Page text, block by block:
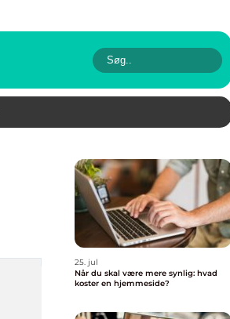
25. jul
Når du skal være mere synlig: hvad
koster en hjemmeside?